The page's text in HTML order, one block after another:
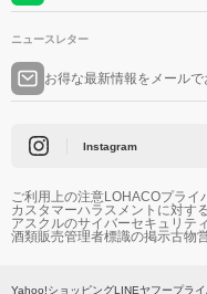
ニュースレター
お得な最新情報をメール
Instagram
ご利用上の注意LOHACOプライ
カスタマーハラスメントに対す
アスクルのサイバーセキュリティ
酒類販売管理者標識の掲示古物
Yahoo!ショッピングLINEヤフープラ